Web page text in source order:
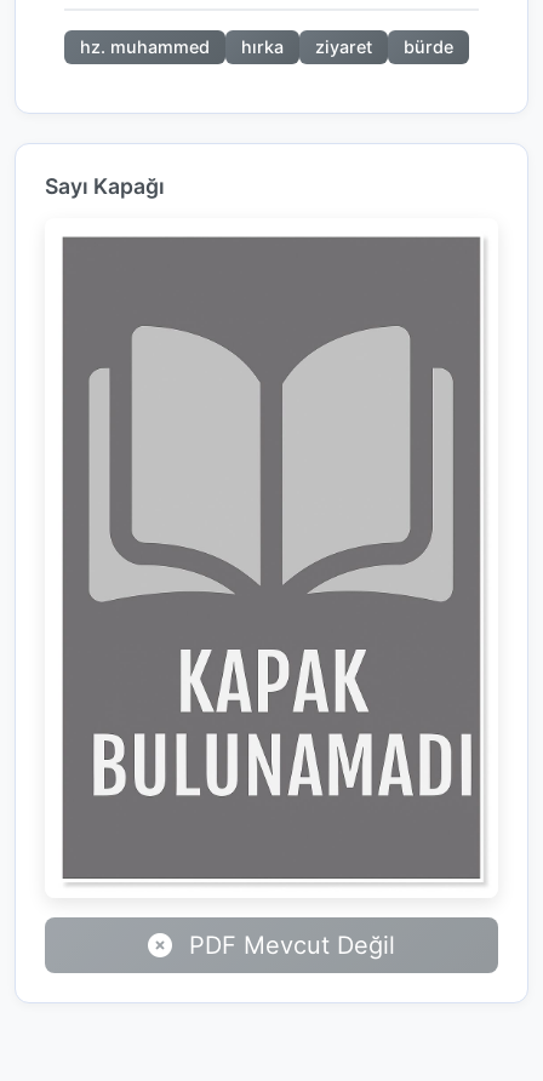
hz. muhammed hırka ziyaret bürde
Sayı Kapağı
PDF Mevcut Değil